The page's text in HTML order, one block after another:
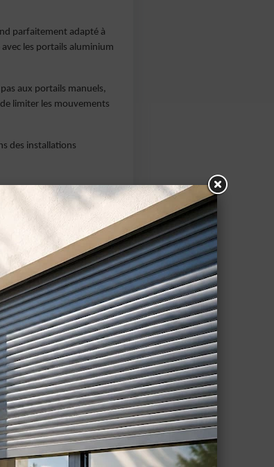
parfaitement adapté à
les portails aluminium
aux portails manuels,
limiter les mouvements
des installations